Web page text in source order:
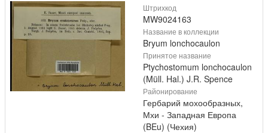
Штрихкод
MW9024163
Название в коллекции
Bryum lonchocaulon
Принятое название
Ptychostomum lonchocaulon
(Müll. Hal.) J.R. Spence
Районирование
Гербарий мохообразных,
Мхи - Западная Европа
(BEu) (Чехия)